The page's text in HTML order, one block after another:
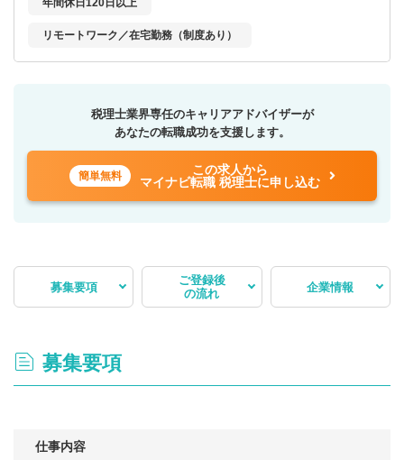
年間休日120日以上
リモートワーク／在宅勤務（制度あり）
税理士業界専任のキャリアアドバイザーが
あなたの転職成功を支援します。
簡単無料
この求人から
マイナビ転職 税理士に申し込む
募集要項
ご登録後
の流れ
企業情報
募集要項
仕事内容